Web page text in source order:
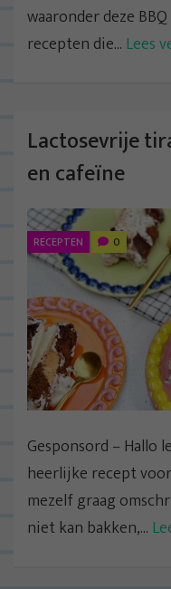
waaronder deze
recepten die... Lees
Lactosevrije
en cafeïne
RECEPTEN 0
Gesponsord – Hallo
heerlijke recept
mezelf graag
niet kan bakken,...